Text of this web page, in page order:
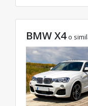
BMW X4 o